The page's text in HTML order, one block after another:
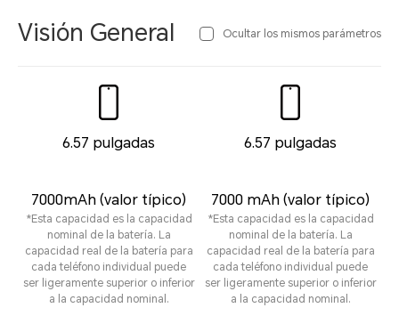
Visión General Ocultar los mismos parámetros
6.57 pulgadas
7000mAh (valor típico)
*Esta capacidad es la capacidad
nominal de la batería. La
capacidad real de la batería para
cada teléfono individual puede
ser ligeramente superior o inferior
a la capacidad nominal.
6.57 pulgadas
7000 mAh (valor típico)
*Esta capacidad es la capacidad
nominal de la batería. La
capacidad real de la batería para
cada teléfono individual puede
ser ligeramente superior o inferior
a la capacidad nominal.